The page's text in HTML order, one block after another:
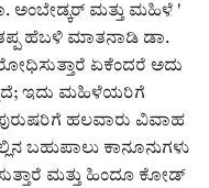
ಅಂಬೇಡ್ಕರ್ ಮತ್ತು ಮಹಿಳೆ '
ಹೆಬಳಿ ಮಾತನಾಡಿ ಡಾ.
ಏಕೆಂದರೆ ಅದು
ಇದು ಮಹಿಳೆಯರಿಗೆ
ಪುರುಷರಿಗೆ ಹಲವಾರು ವಿವಾಹ
ಬಹುಪಾಲು ಕಾನೂನುಗಳು
ಮತ್ತು ಹಿಂದೂ ಕೋಡ್